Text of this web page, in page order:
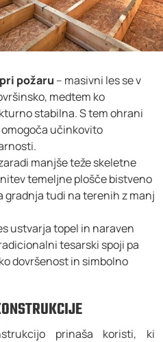
požaru – masivni les se v
medtem ko
stabilna. S tem ohrani
učinkovito
manjše teže skeletne
temeljne plošče bistveno
gradnja tudi na terenih z manj
ustvarja topel in naraven
tesarski spoji pa
dovršenost in simbolno
prinaša koristi, ki